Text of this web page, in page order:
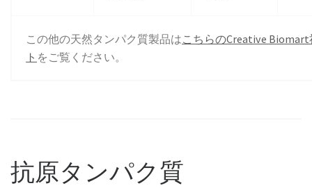
この他の天然タンパク質製品はこちらのCreative
ト をご覧ください。
抗原タンパク質